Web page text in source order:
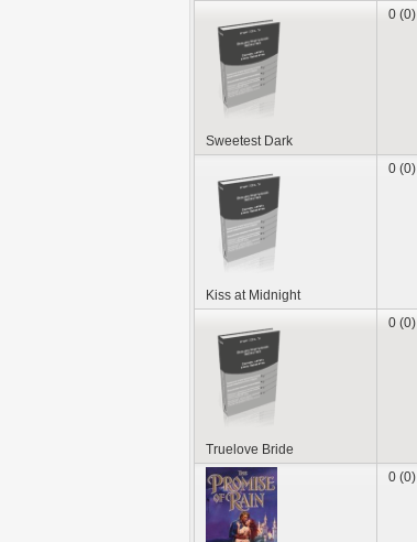
Sweetest Dark
0 (0)
Kiss at Midnight
0 (0)
Truelove Bride
0 (0)
0 (0)